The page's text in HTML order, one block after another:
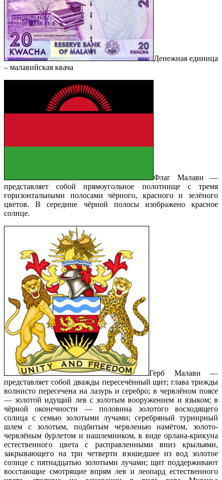
Денежная единица
– малавийская квача
Флаг Малави —
представляет собой прямоугольное полотнище с тремя
горизонтальными полосами чёрного, красного и зелёного
цветов. В середине чёрной полосы изображено красное
солнце.
Герб Малави —
представляет собой дважды пересечённый щит; глава трижды
волнисто пересечена на лазурь и серебро; в червлёном поясе
— золотой идущий лев с золотым вооружением и языком; в
чёрной оконечности — половина золотого восходящего
солнца с семью золотыми лучами; серебряный турнирный
шлем с золотым, подбитым червленью намётом, золото-
червлёным бурлетом и нашлемником, в виде орлана-крикуна
естественного цвета с расправленными вниз крыльями,
закрывающего на три четверти взошедшее из вод золотое
солнце с пятнадцатью золотыми лучами; щит поддерживают
восстающие смотрящие впрям лев и леопард естественного